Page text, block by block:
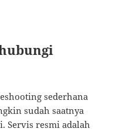
sederhana
sudah saatnya
Servis resmi adalah